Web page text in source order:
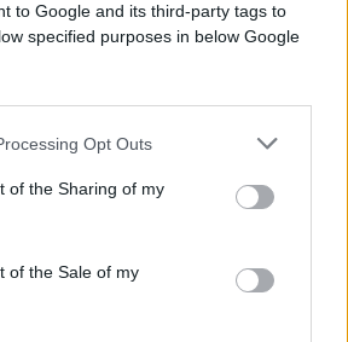
to Google and its third-party tags to
specified purposes in below Google
Opt Outs
of the Sharing of my
of the Sale of my